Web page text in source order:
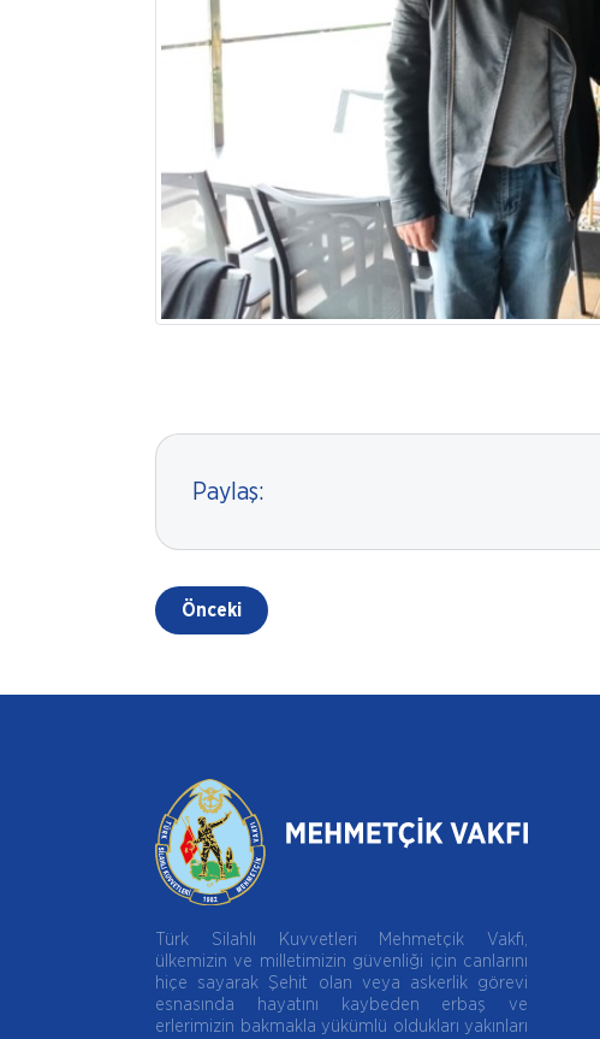
Paylaş:
Önceki
Türk Silahlı Kuvvetleri Mehmetçik Vakfı,
ülkemizin ve milletimizin güvenliği için canlarını
hiçe sayarak Şehit olan veya askerlik görevi
esnasında hayatını kaybeden erbaş ve
erlerimizin bakmakla yükümlü oldukları yakınları